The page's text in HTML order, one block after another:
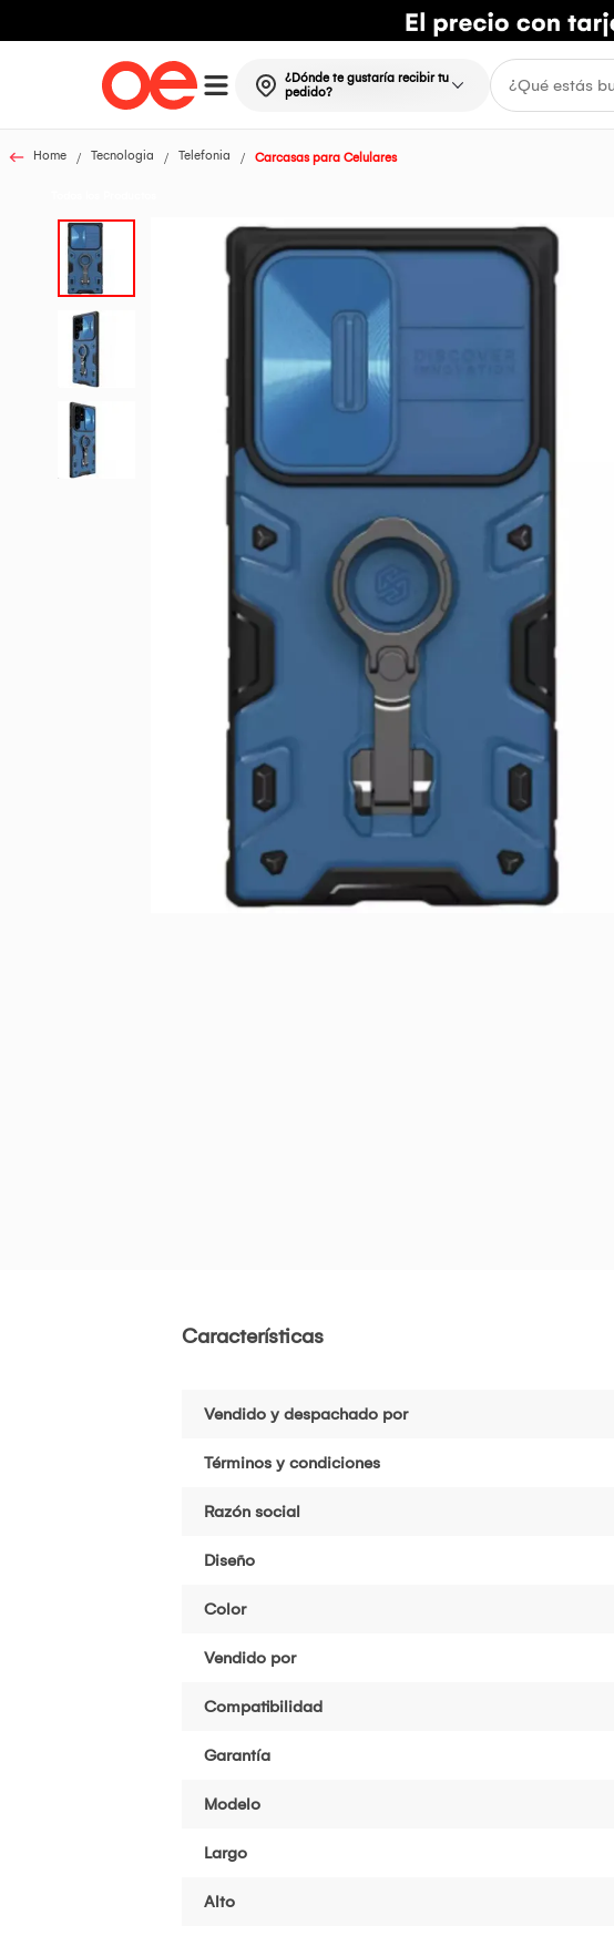
¿Dónde te gustaría recibir tu
pedido?
Home Tecnologia Telefonia Carcasas para Celulares
Características
Vendido y despachado por
Términos y condiciones
Razón social
Diseño
Color
Vendido por
Compatibilidad
Garantía
Modelo
Largo
Alto